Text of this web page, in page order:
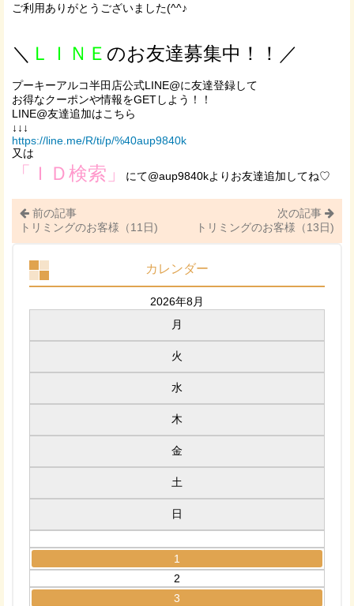
ご利用ありがとうございました(^^♪
＼ ＬＩＮＥ のお友達募集中！！／
プーキーアルコ半田店公式LINE@に友達登録して
お得なクーポンや情報をGETしよう！！
LINE@友達追加はこちら
↓↓↓
https://line.me/R/ti/p/%40aup9840k
又は
「ＩＤ検索」 にて@aup9840kよりお友達追加してね♡
前の記事
トリミングのお客様（11日)
次の記事
トリミングのお客様（13日)
カレンダー
2026年8月
月
火
水
木
金
土
日
1
2
3